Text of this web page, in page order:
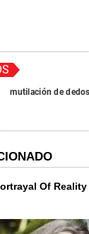
mutilación de dedos